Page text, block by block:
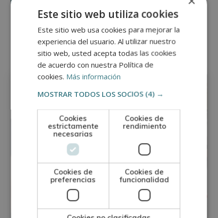
Otras titulaciones
Oficios
Este sitio web utiliza cookies
Este sitio web usa cookies para mejorar la
experiencia del usuario. Al utilizar nuestro
sitio web, usted acepta todas las cookies
de acuerdo con nuestra Política de
cookies. Más información
MOSTRAR TODOS LOS SOCIOS (4) →
Cookies
estrictamente
necesarias
Cookies de
rendimiento
Cookies de
preferencias
Cookies de
funcionalidad